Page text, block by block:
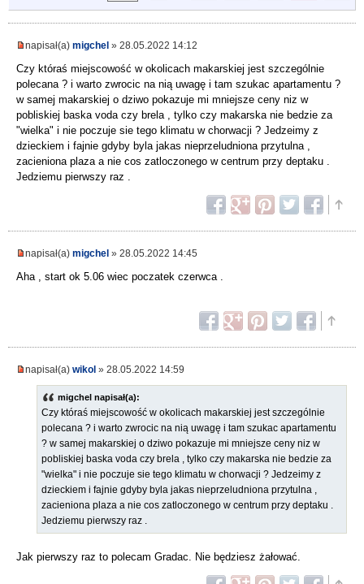
napisał(a) migchel » 28.05.2022 14:12
Czy któraś miejscowość w okolicach makarskiej jest szczególnie
polecana ? i warto zwrocic na nią uwagę i tam szukac apartamentu ?
w samej makarskiej o dziwo pokazuje mi mniejsze ceny niz w
pobliskiej baska voda czy brela , tylko czy makarska nie bedzie za
"wielka" i nie poczuje sie tego klimatu w chorwacji ? Jedzeimy z
dzieckiem i fajnie gdyby byla jakas nieprzeludniona przytulna ,
zacieniona plaza a nie cos zatloczonego w centrum przy deptaku .
Jedziemu pierwszy raz .
napisał(a) migchel » 28.05.2022 14:45
Aha , start ok 5.06 wiec poczatek czerwca .
napisał(a) wikol » 28.05.2022 14:59
migchel napisał(a):
Czy któraś miejscowość w okolicach makarskiej jest szczególnie
polecana ? i warto zwrocic na nią uwagę i tam szukac apartamentu
? w samej makarskiej o dziwo pokazuje mi mniejsze ceny niz w
pobliskiej baska voda czy brela , tylko czy makarska nie bedzie za
"wielka" i nie poczuje sie tego klimatu w chorwacji ? Jedzeimy z
dzieckiem i fajnie gdyby byla jakas nieprzeludniona przytulna ,
zacieniona plaza a nie cos zatloczonego w centrum przy deptaku .
Jedziemu pierwszy raz .
Jak pierwszy raz to polecam Gradac. Nie będziesz żałować.